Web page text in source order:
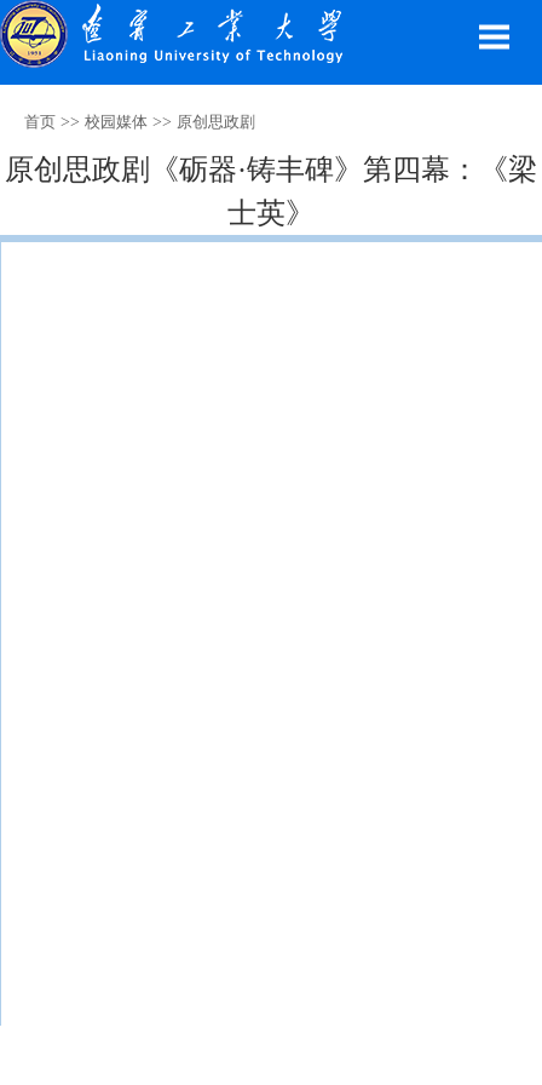
首页 >> 校园媒体 >> 原创思政剧
原创思政剧《砺器·铸丰碑》第四幕：《梁
士英》